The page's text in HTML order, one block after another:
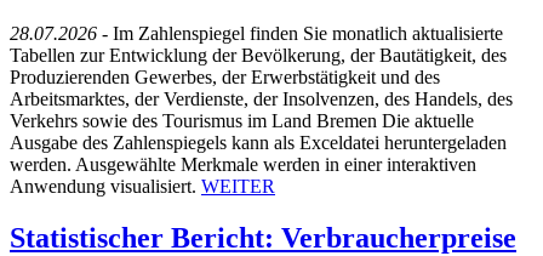
28.07.2026 - Im Zahlenspiegel finden Sie monatlich aktualisierte
Tabellen zur Entwicklung der Bevölkerung, der Bautätigkeit, des
Produzierenden Gewerbes, der Erwerbstätigkeit und des
Arbeitsmarktes, der Verdienste, der Insolvenzen, des Handels, des
Verkehrs sowie des Tourismus im Land Bremen Die aktuelle
Ausgabe des Zahlenspiegels kann als Exceldatei heruntergeladen
werden. Ausgewählte Merkmale werden in einer interaktiven
Anwendung visualisiert. WEITER
Statistischer Bericht: Verbraucherpreise